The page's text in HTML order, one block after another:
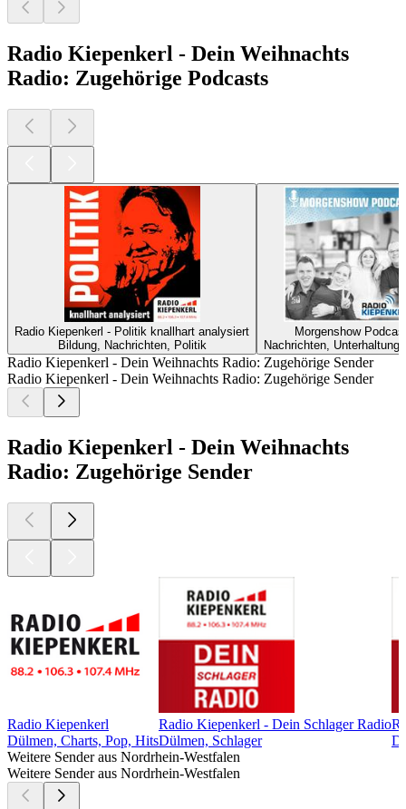
Radio Kiepenkerl - Dein Weihnachts
Radio: Zugehörige Podcasts
Radio Kiepenkerl - Politik knallhart analysiert
Bildung, Nachrichten, Politik
Morgenshow
Nachrichten,
Radio Kiepenkerl - Dein Weihnachts Radio: Zugehörige Sender
Radio Kiepenkerl - Dein Weihnachts Radio: Zugehörige Sender
Radio Kiepenkerl - Dein Weihnachts
Radio: Zugehörige Sender
Radio Kiepenkerl
Dülmen, Charts, Pop, Hits
Radio Kiepenkerl - Dein Schlager Radio
Dülmen, Schlager
Weitere Sender aus Nordrhein-Westfalen
Weitere Sender aus Nordrhein-Westfalen